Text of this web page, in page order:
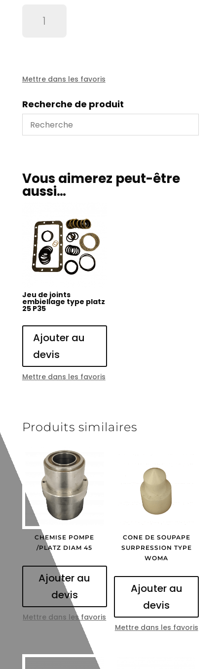
type
25
P45
Mettre dans les favoris
Recherche de produit
Vous aimerez peut-être
aussi…
Jeu de joints
embiellage type platz
25 P35
Ajouter au
devis
Mettre dans les favoris
Produits similaires
CHEMISE POMPE
/PLATZ DIAM 45
Ajouter au
devis
Mettre dans les favoris
CONE DE SOUPAPE
SURPRESSION TYPE
WOMA
Ajouter au
devis
Mettre dans les favoris